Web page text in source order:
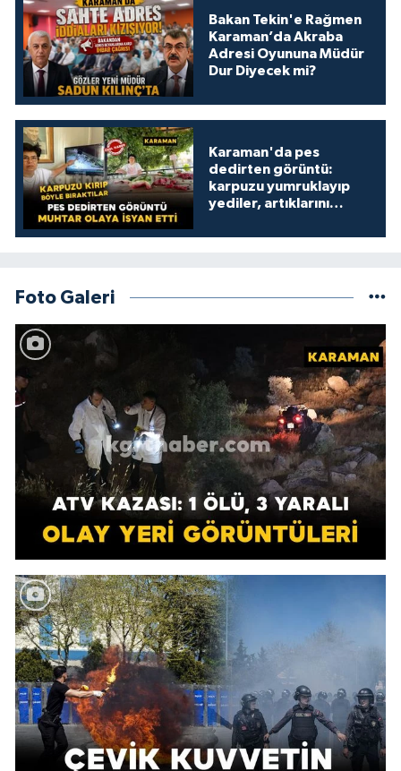
Bakan Tekin'e Rağmen
Karaman’da Akraba
Adresi Oyununa Müdür
Dur Diyecek mi?
Karaman'da pes
dedirten görüntü:
karpuzu yumruklayıp
yediler, artıklarını
Foto Galeri